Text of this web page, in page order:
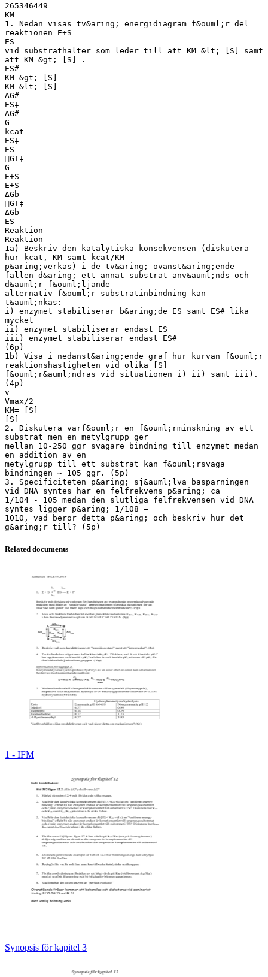
265346449
KM
1. Nedan visas tv&aring; energidiagram f&ouml;r del
reaktionen E+S
ES
vid substrathalter som leder till att KM &lt; [S] samt
att KM &gt; [S] .
ES#
KM &gt; [S]
KM &lt; [S]
ΔG#
ES‡
ΔG#
G
kcat
ES‡
ES
GT‡
G
E+S
E+S
ΔGb
GT‡
ΔGb
ES
Reaktion
Reaktion
1a) Beskriv den katalytiska konsekvensen (diskutera
hur kcat, KM samt kcat/KM
p&aring;verkas) i de tv&aring; ovanst&aring;ende
fallen d&aring; ett annat substrat anv&auml;nds och
d&auml;r f&ouml;ljande
alternativ f&ouml;r substratinbindning kan
t&auml;nkas:
i) enzymet stabiliserar b&aring;de ES samt ES# lika
mycket
ii) enzymet stabiliserar endast ES
iii) enzymet stabiliserar endast ES#
(6p)
1b) Visa i nedanst&aring;ende graf hur kurvan f&ouml;r
reaktionshastigheten vid olika [S]
f&ouml;r&auml;ndras vid situationen i) ii) samt iii).
(4p)
v
Vmax/2
KM= [S]
[S]
2. Diskutera varf&ouml;r en f&ouml;rminskning av ett
substrat men en metylgrupp ger
mellan 10-250 ggr svagare bindning till enzymet medan
en addition av en
metylgrupp till ett substrat kan f&ouml;rsvaga
bindningen ~ 105 ggr. (5p)
3. Specificiteten p&aring; sj&auml;lva basparningen
vid DNA syntes har en felfrekvens p&aring; ca
1/104 - 105 medan den slutliga felfrekvensen vid DNA
syntes ligger p&aring; 1/108 –
1010, vad beror detta p&aring; och beskriv hur det
Related documents
1 - IFM
Synopsis för kapitel 3